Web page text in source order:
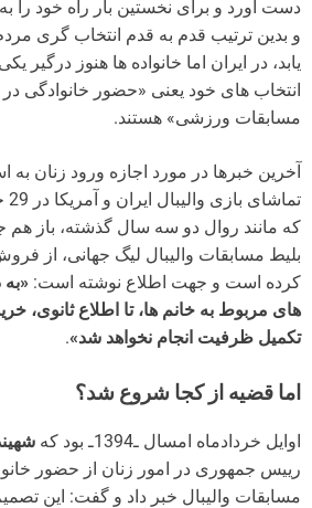
دست آورد و برای نخستین بار راه خود را
و بدین ترتیب قدم به قدم انتخاب گری
یابد، در ایران اما خانواده ها هنوز درگیر
انتخاب های خود یعنی «حضور خانوادگی در
مسابقات ورزشی» هستند.
آخرین خبرها در مورد اجازه ورود زنان به
که مانند روال دو سه سال گذشته، باز هم
بلیط مسابقات والیبال لیگ جهانی، از
کرده است و جهت اطلاع نوشته است:
های مربوط به خانم ها، تا اطلاع ثانوی،
تکمیل ظرفیت انجام نخواهد شد».
اما قضیه از کجا شروع شد؟
اوایل خردادماه امسال ـ1394ـ بود که
رییس جمهوری در امور زنان از حضور
مسابقات والیبال خبر داد و گفت: این